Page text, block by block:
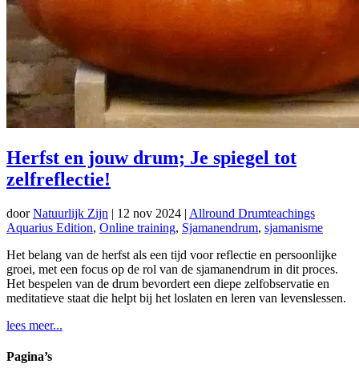
Herfst en jouw drum; Je spiegel tot
zelfreflectie!
doorNatuurlijk Zijn | 12 nov 2024 | Allround Drumteachings
Aquarius Edition, Online training, Sjamanendrum, sjamanisme
Het belang van de herfst als een tijd voor reflectie en persoonlijke
groei, met een focus op de rol van de sjamanendrum in dit proces.
Het bespelen van de drum bevordert een diepe zelfobservatie en
meditatieve staat die helpt bij het loslaten en leren van levenslessen.
lees meer...
Pagina’s